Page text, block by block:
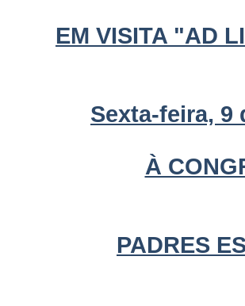
EM VISITA "AD
Sexta-feira, 9
À
PADRES